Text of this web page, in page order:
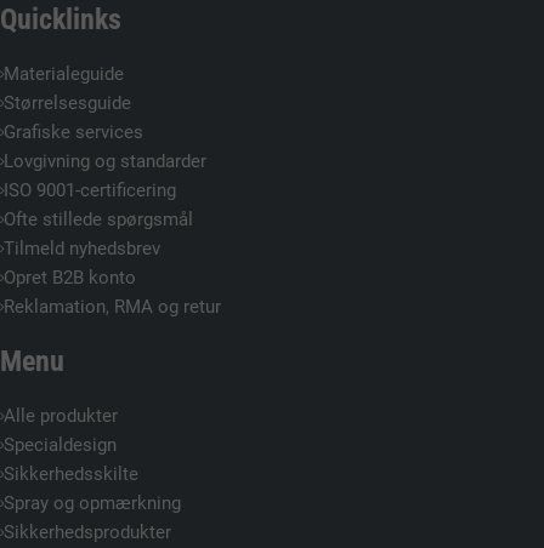
Quicklinks
Materialeguide
Størrelsesguide
Grafiske services
Lovgivning og standarder
ISO 9001-certificering
Ofte stillede spørgsmål
Tilmeld nyhedsbrev
Opret B2B konto
Reklamation, RMA og retur
Menu
Alle produkter
Specialdesign
Sikkerhedsskilte
Spray og opmærkning
Sikkerhedsprodukter